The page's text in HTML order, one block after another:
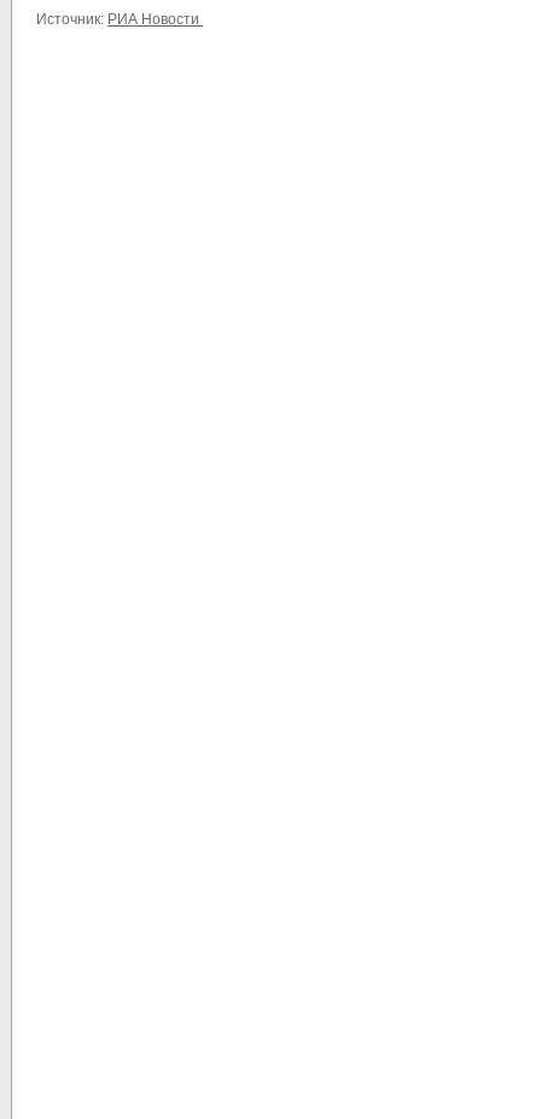
Источник: РИА Новости